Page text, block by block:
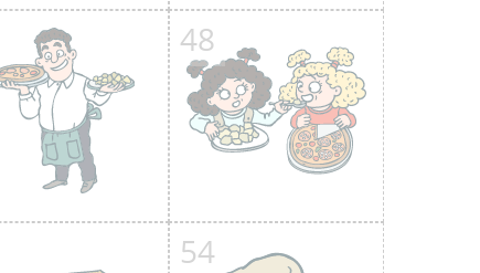
48
54